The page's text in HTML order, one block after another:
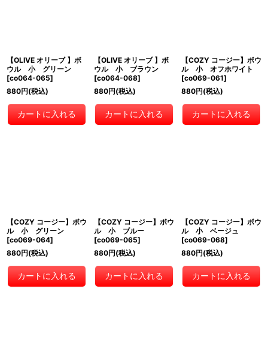
【OLIVE オリーブ 】ボ
ウル 小 グリーン
[co064-065]
880円(税込)
カートに入れる
【OLIVE オリーブ 】ボ
ウル 小 ブラウン
[co064-068]
880円(税込)
カートに入れる
【COZY コージー】ボウ
ル 小 オフホワイト
[co069-061]
880円(税込)
カートに入れる
【COZY コージー】ボウ
ル 小 グリーン
[co069-064]
880円(税込)
カートに入れる
【COZY コージー】ボウ
ル 小 ブルー
[co069-065]
880円(税込)
カートに入れる
【COZY コージー】ボウ
ル 小 ベージュ
[co069-068]
880円(税込)
カートに入れる